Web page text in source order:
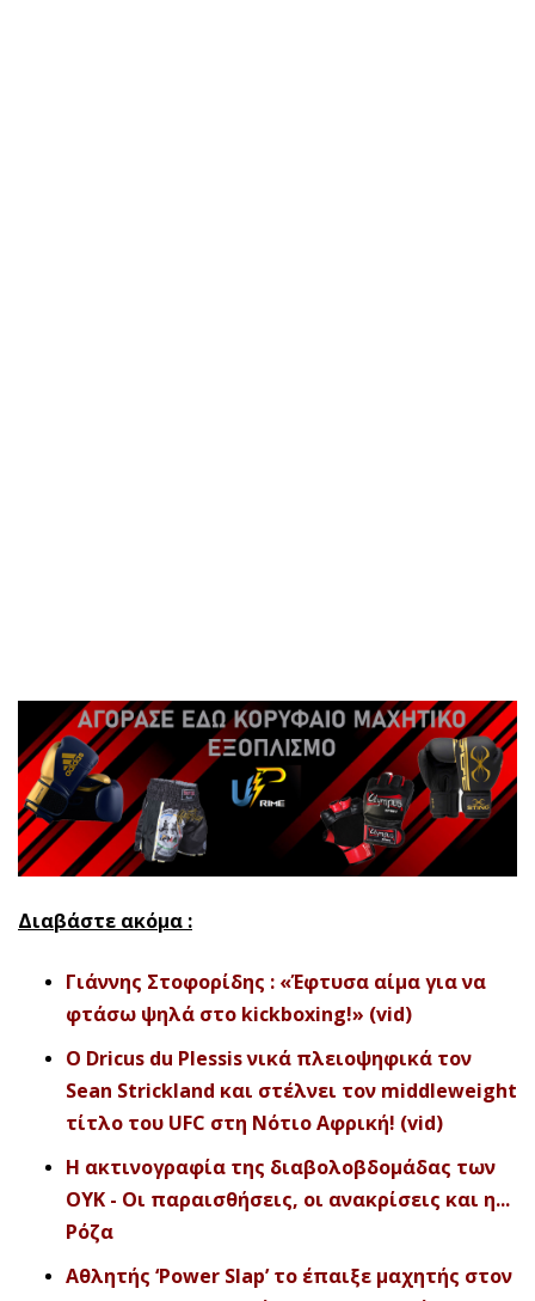
Διαβάστε ακόμα :
Γιάννης Στοφορίδης : «Έφτυσα αίμα για να
φτάσω ψηλά στο kickboxing!» (vid)
O Dricus du Plessis νικά πλειοψηφικά τον
Sean Strickland και στέλνει τον middleweight
τίτλο του UFC στη Νότιο Αφρική! (vid)
Η ακτινογραφία της διαβολοβδομάδας των
ΟΥΚ - Οι παραισθήσεις, οι ανακρίσεις και η...
Ρόζα
Αθλητής ‘Power Slap’ το έπαιξε μαχητής στον